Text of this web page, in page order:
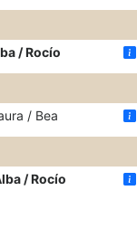
/ Rocío
/ Bea
/ Rocío